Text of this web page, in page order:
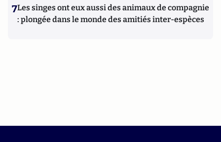
7Les singes ont eux aussi des animaux de compagnie
: plongée dans le monde des amitiés inter-espèces